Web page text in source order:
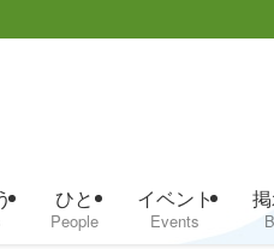
ひと
People
イベント
Events